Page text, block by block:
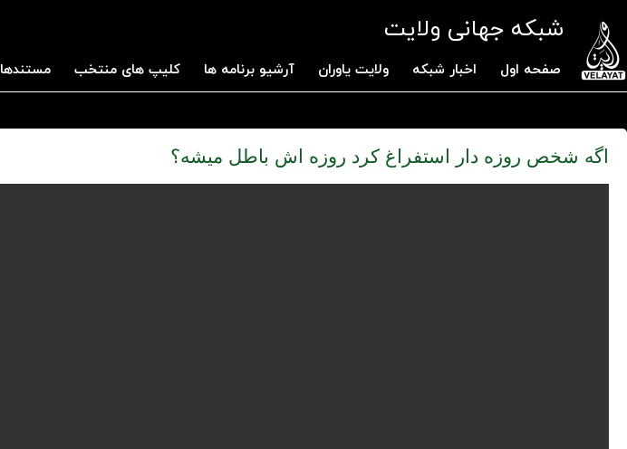
شبکه جهانی ولایت
صفحه اول اخبار شبکه ولایت یاوران آرشیو برنامه ها کلیپ های منتخب مستندها
اگه شخص روزه دار استفراغ کرد روزه اش باطل میشه؟